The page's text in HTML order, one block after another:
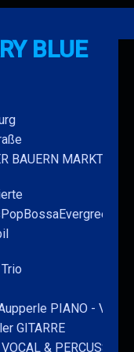
BLUE
BAUERN MARKT
PIANO - VIBES
GITARRE
& PERCUSSION